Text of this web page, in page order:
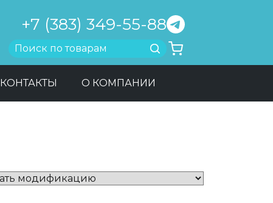
+7 (383) 349-55-88
Найти
КОНТАКТЫ О КОМПАНИИ